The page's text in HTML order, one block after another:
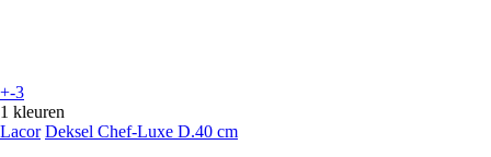
+-3
1 kleuren
Lacor Deksel Chef-Luxe D.40 cm